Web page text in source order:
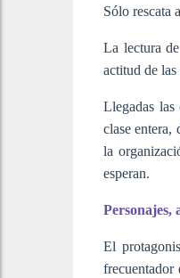
Sólo rescata
La lectura
actitud de
Llegadas
clase entera,
la
esperan.
Personajes,
El
frecuentador